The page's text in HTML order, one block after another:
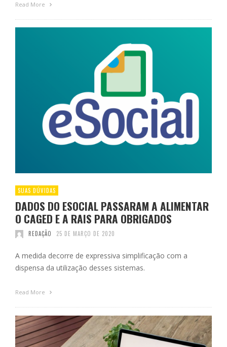
Read More
SUAS DÚVIDAS
DADOS DO ESOCIAL PASSARAM A ALIMENTAR
O CAGED E A RAIS PARA OBRIGADOS
REDAÇÃO 25 DE MARÇO DE 2020
A medida decorre de expressiva simplificação com a
dispensa da utilização desses sistemas.
Read More